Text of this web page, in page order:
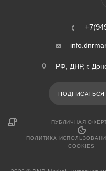
РФ, ДНР, г.
ПОДПИСАТЬСЯ
ПУБЛИЧНАЯ
ПОЛИТИКА
COOKIES